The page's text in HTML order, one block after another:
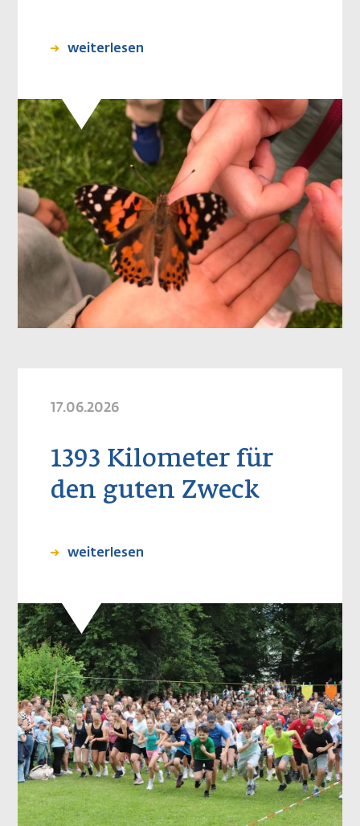
weiterlesen
17.06.2026
1393 Kilometer für
den guten Zweck
weiterlesen